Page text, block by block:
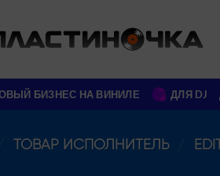
БИЗНЕС НА ВИНИЛЕ ДЛЯ DJ
ТОВАР ИСПОЛНИТЕЛЬ